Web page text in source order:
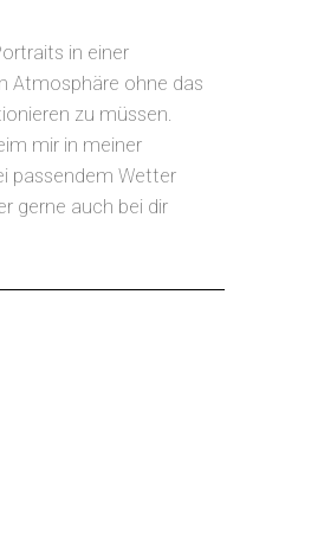
in einer
Atmosphäre ohne das
zu müssen.
mir in meiner
passendem Wetter
gerne auch bei dir